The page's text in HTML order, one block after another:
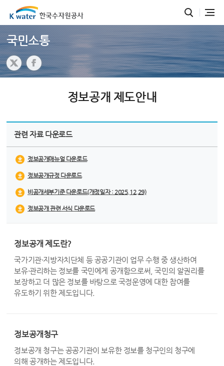
국민소통
정보공개 제도안내
관련 자료 다운로드
정보공개매뉴얼 다운로드
정보공개규정 다운로드
비공개세부기준 다운로드(개정일자 : 2025.12.29)
정보공개 관련 서식 다운로드
정보공개 제도란?
국가기관·지방자치단체 등 공공기관이 업무 수행 중 생산하여
보유·관리하는 정보를 국민에게 공개함으로써, 국민의 알권리를
보장하고 더 많은 정보를 바탕으로 국정운영에 대한 참여를
유도하기 위한 제도입니다.
정보공개청구
정보공개 청구는 공공기관이 보유한 정보를 청구인의 청구에
의해 공개하는 제도입니다.